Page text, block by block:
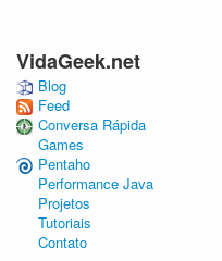
VidaGeek.net
Blog
Feed
Conversa Rápida
Games
Pentaho
Performance Java
Projetos
Tutoriais
Contato